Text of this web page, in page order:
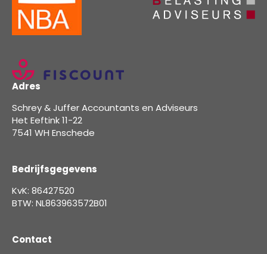
Adres
Schrey & Juffer Accountants en Adviseurs
Het Eeftink 11-22
7541 WH Enschede
Bedrijfsgegevens
KvK: 86427520
BTW: NL863963572B01
Contact